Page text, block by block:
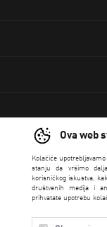
Ova web
Kolačiće
stanju da vršimo
korisničkog iskustva,
društvenih medija i
prihvatate upotrebu